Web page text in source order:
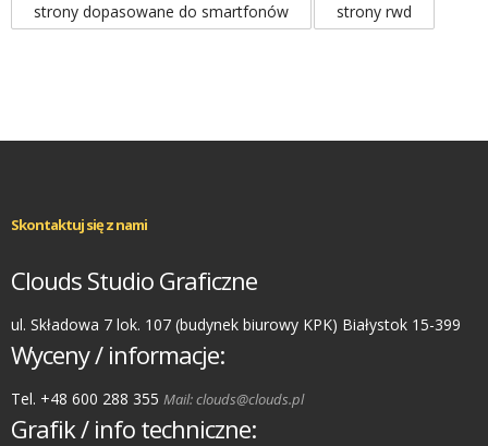
strony dopasowane do smartfonów strony rwd
Skontaktuj się z nami
Clouds Studio Graficzne
ul. Składowa 7 lok. 107 (budynek biurowy KPK) Białystok 15-399
Wyceny / informacje:
Tel. +48 600 288 355 Mail: clouds@clouds.pl
Grafik / info techniczne: